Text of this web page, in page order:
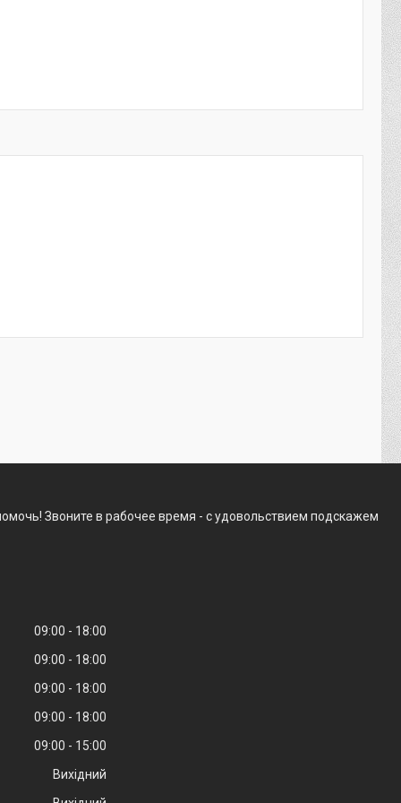
Звоните в рабочее время - с удовольствием подскажем
09:00
18:00
09:00
18:00
09:00
18:00
09:00
18:00
09:00
15:00
Вихідний